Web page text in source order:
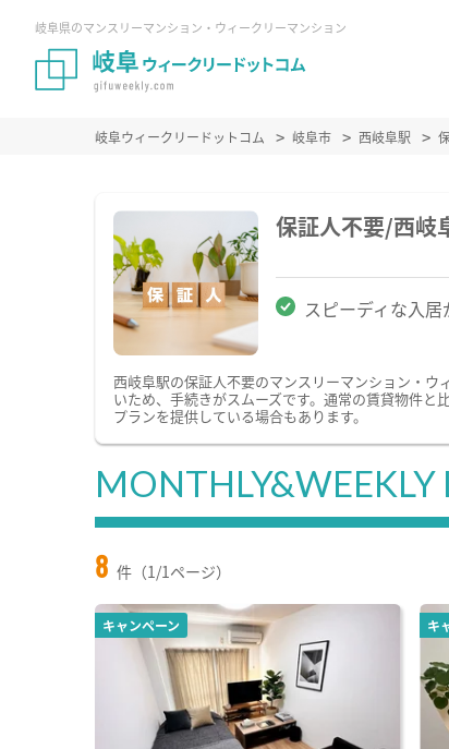
岐阜県のマンスリーマンション・ウィークリーマンション
岐阜ウィークリードットコム 岐阜市 西岐阜駅
保証人不要/西岐
スピーディな入居
西岐阜駅の保証人不要のマンスリーマンション・
いため、手続きがスムーズです。通常の賃貸物件と
プランを提供している場合もあります。
MONTHLY&WEEKLY
8 件（1/1ページ）
キャンペーン キ